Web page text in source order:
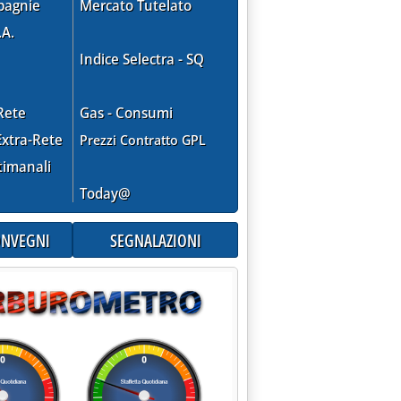
Saudi Aramco verso aumento degli official selling price'
Rete
Mercato Tutelato
Indice Selectra - SQ
Gas - Consumi
Prezzi Contratto GPL
Today@
SEGNALAZIONI